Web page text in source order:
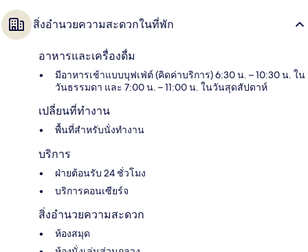
สิ่งอำนวยความสะดวกในที่พัก
อาหารและเครื่องดื่ม
มีอาหารเช้าแบบบุฟเฟ่ต์ (คิดค่าบริการ) 6:30 น. – 10:30 น. ใน
วันธรรมดา และ 7:00 น. – 11:00 น. ในวันสุดสัปดาห์
เปลี่ยนที่ทำงาน
พื้นที่สำหรับนั่งทำงาน
บริการ
ฝ่ายต้อนรับ 24 ชั่วโมง
บริการคอนเซียร์จ
สิ่งอำนวยความสะดวก
ห้องสมุด